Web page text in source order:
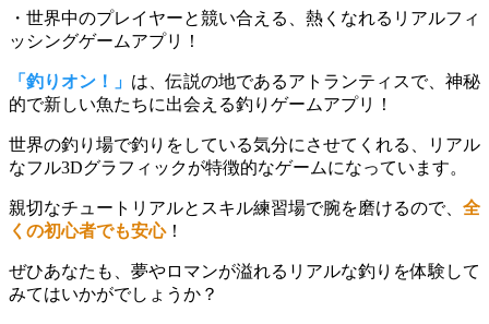
・世界中のプレイヤーと競い合える、熱くなれるリアルフィ
ッシングゲームアプリ！
「釣りオン！」 は、伝説の地であるアトランティスで、神秘
的で新しい魚たちに出会える釣りゲームアプリ！
世界の釣り場で釣りをしている気分にさせてくれる、
リアル
なフル3Dグラフィックが特徴的なゲームになっています。
親切なチュートリアルとスキル練習場で腕を磨けるので、 全
くの初心者でも安心！
ぜひあなたも、夢やロマンが溢れるリアルな釣りを体験して
みてはいかがでしょうか？